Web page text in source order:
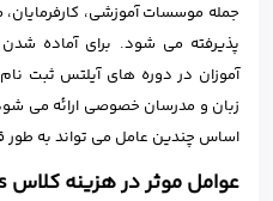
جمله موسسات آموزشی،
پذیرفته می شود. برای آماده
آموزان در دوره های آیلتس ثبت
زبان و مدرسان خصوصی ارائه می
اساس چندین عامل می تواند به طور
عوامل موثر در ﻫﺰﯾﻨﻪ کلاس ielts